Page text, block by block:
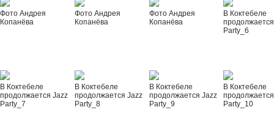
Фото Андрея
Копанёва
Фото Андрея
Копанёва
Фото Андрея
Копанёва
В Коктебеле
Party_6
В Коктебеле
продолжается Jazz
Party_7
В Коктебеле
продолжается Jazz
Party_8
В Коктебеле
продолжается Jazz
Party_9
В Коктебеле
Party_10